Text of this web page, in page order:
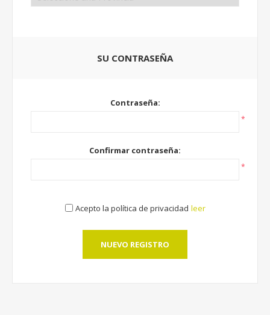
SU CONTRASEÑA
Contraseña:
*
Confirmar contraseña:
*
Acepto la política de privacidad leer
NUEVO REGISTRO